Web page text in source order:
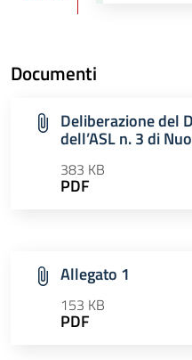
Documenti
Deliberazione del
dell’ASL n. 3 di
383 KB
PDF
Allegato 1
153 KB
PDF